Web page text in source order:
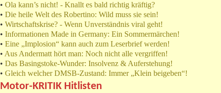
• Ola kann’s nicht! - Knallt es bald richtig kräftig?
• Die heile Welt des Robertino: Wild muss sie sein!
• Wirtschaftskrise? - Wenn Unverständnis viral geht!
• Informationen Made in Germany: Ein Sommermärchen!
• Eine „Implosion“ kann auch zum Leserbrief werden!
• Aus Andermatt hört man: Noch nicht alle vergriffen!
• Das Basingstoke-Wunder: Insolvenz & Auferstehung!
• Gleich welcher DMSB-Zustand: Immer „Klein beigeben“!
Motor-KRITIK Hitlisten